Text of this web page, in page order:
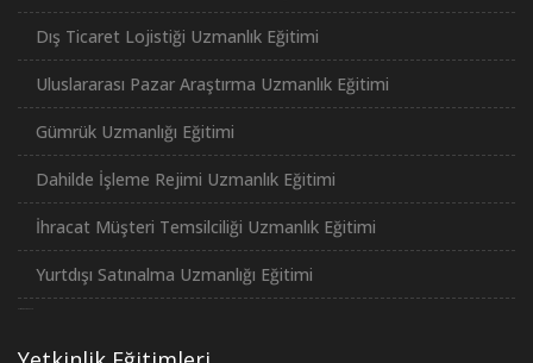
Dış Ticaret Lojistiği Uzmanlık Eğitimi
Uluslararası Pazar Araştırma Uzmanlık Eğitimi
Gümrük Uzmanlığı Eğitimi
Dahilde İşleme Rejimi Uzmanlık Eğitimi
İhracat Müşteri Temsilciliği Uzmanlık Eğitimi
Yurtdışı Satınalma Uzmanlığı Eğitimi